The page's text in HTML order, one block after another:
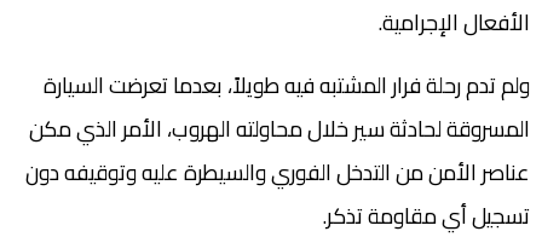
الأفعال الإجرامية.
ولم تدم رحلة فرار المشتبه فيه طويلاً، بعدما تعرضت السيارة
المسروقة لحادثة سير خلال محاولته الهروب، الأمر الذي مكن
عناصر الأمن من التدخل الفوري والسيطرة عليه وتوقيفه دون
تسجيل أي مقاومة تذكر.